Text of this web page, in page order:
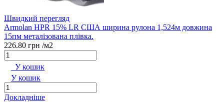
Швидкий перегляд
Armolan HPR 15% LR США ширина рулона 1,524м довжина
15пм металізована плівка.
226.80 грн /м2
У кошик
У кошик
Докладніше